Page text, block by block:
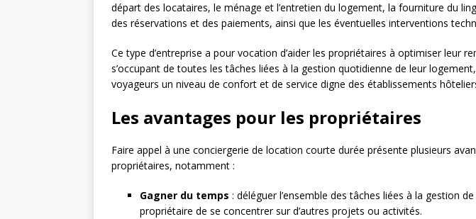
départ des locataires, le ménage et l’entretien du logement, la fourniture du
des réservations et des paiements, ainsi que les éventuelles interventions
Ce type d’entreprise a pour vocation d’aider les propriétaires à optimiser leur
s’occupant de toutes les tâches liées à la gestion quotidienne de leur
voyageurs un niveau de confort et de service digne des établissements
Les avantages pour les propriétaires
Faire appel à une conciergerie de location courte durée présente plusieurs
propriétaires, notamment :
Gagner du temps : déléguer l’ensemble des tâches liées à la gestion
propriétaire de se concentrer sur d’autres projets ou activités.